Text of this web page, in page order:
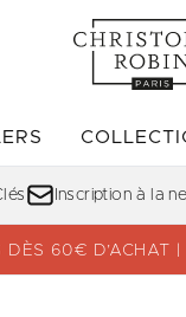
Accédez au sous-menu
Inscription à la
60€ D’ACHAT |